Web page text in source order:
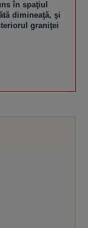
în spaţiul
dimineaţă, şi
graniţei